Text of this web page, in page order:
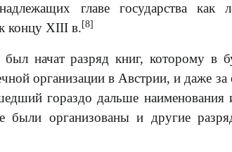
главе государства
концу XIII в.[8]
начат разряд книг, которому в
организации в Австрии, и даже
гораздо дальше наименования
были организованы и другие